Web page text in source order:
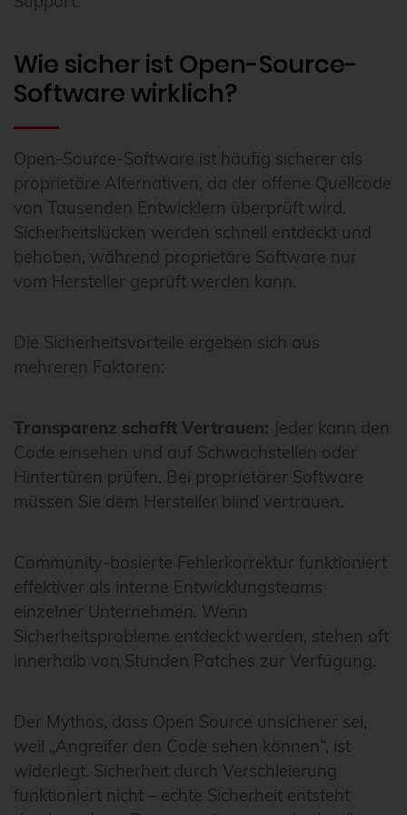
Wie sicher ist Open-Source-
Software wirklich?
Open-Source-Software ist häufig sicherer als
proprietäre Alternativen, da der offene Quellcode
von Tausenden Entwicklern überprüft wird.
Sicherheitslücken werden schnell entdeckt und
behoben, während proprietäre Software nur
vom Hersteller geprüft werden kann.
Die Sicherheitsvorteile ergeben sich aus
mehreren Faktoren:
Transparenz schafft Vertrauen: Jeder kann den
Code einsehen und auf Schwachstellen oder
Hintertüren prüfen. Bei proprietärer Software
müssen Sie dem Hersteller blind vertrauen.
Community-basierte Fehlerkorrektur funktioniert
effektiver als interne Entwicklungsteams
einzelner Unternehmen. Wenn
Sicherheitsprobleme entdeckt werden, stehen oft
innerhalb von Stunden Patches zur Verfügung.
Der Mythos, dass Open Source unsicherer sei,
weil „Angreifer den Code sehen können“, ist
widerlegt. Sicherheit durch Verschleierung
funktioniert nicht – echte Sicherheit entsteht